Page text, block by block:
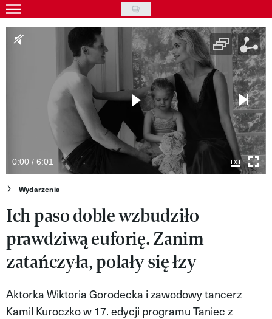
Skip
to
main
Wydarzenia
VIVA!MODA
VIVA!MAN
VIVA!PEOPLE POWER
VIVA!ITAKA
0:00 / 6:01
Wydarzenia
Ich paso doble wzbudziło
prawdziwą euforię. Zanim
zatańczyła, polały się łzy
Aktorka Wiktoria Gorodecka i zawodowy tancerz
Kamil Kuroczko w 17. edycji programu Taniec z